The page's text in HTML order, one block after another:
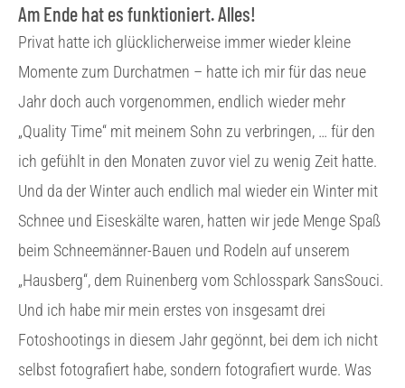
Am Ende hat es funktioniert. Alles!
Privat hatte ich glücklicherweise immer wieder kleine
Momente zum Durchatmen – hatte ich mir für das neue
Jahr doch auch vorgenommen, endlich wieder mehr
„Quality Time“ mit meinem Sohn zu verbringen, … für den
ich gefühlt in den Monaten zuvor viel zu wenig Zeit hatte.
Und da der Winter auch endlich mal wieder ein Winter mit
Schnee und Eiseskälte waren, hatten wir jede Menge Spaß
beim Schneemänner-Bauen und Rodeln auf unserem
„Hausberg“, dem Ruinenberg vom Schlosspark SansSouci.
Und ich habe mir mein erstes von insgesamt drei
Fotoshootings in diesem Jahr gegönnt, bei dem ich nicht
selbst fotografiert habe, sondern fotografiert wurde. Was